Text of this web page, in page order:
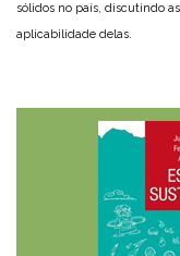
sólidos no país, discutindo
aplicabilidade delas.